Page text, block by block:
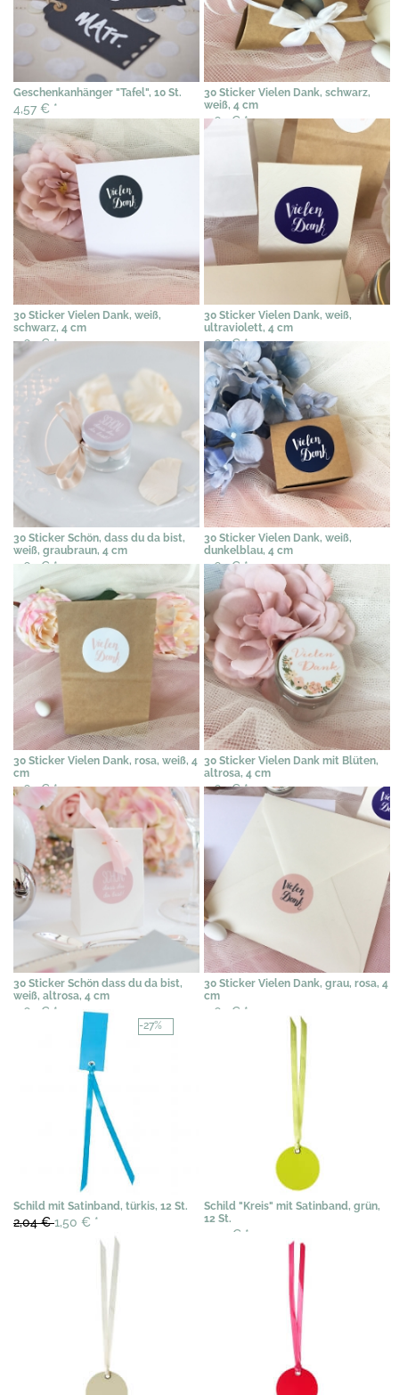
Geschenkanhänger "Tafel", 10 St.
4,57 € *
30 Sticker Vielen Dank, schwarz,
weiß, 4 cm
4,62 € *
30 Sticker Vielen Dank, weiß,
schwarz, 4 cm
4,62 €*
30 Sticker Vielen Dank, weiß,
ultraviolett, 4 cm
4,62 €*
30 Sticker Schön, dass du da bist,
weiß, graubraun, 4 cm
4,62 €*
30 Sticker Vielen Dank, weiß,
dunkelblau, 4 cm
4,62 €*
30 Sticker Vielen Dank, rosa, weiß, 4
cm
4,62 €*
30 Sticker Vielen Dank mit Blüten,
altrosa, 4 cm
4,62 €*
30 Sticker Schön dass du da bist,
weiß, altrosa, 4 cm
4,62 € *
30 Sticker Vielen Dank, grau, rosa, 4
cm
4,62 € *
-27%
Schild mit Satinband, türkis, 12 St.
2,04 €1,50 € *
Schild "Kreis" mit Satinband, grün,
12 St.
3,54 € *